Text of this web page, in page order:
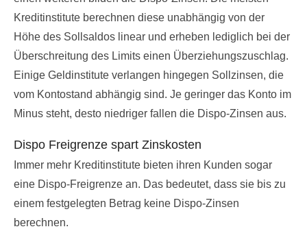
Kreditinstitute berechnen diese unabhängig von der
Höhe des Sollsaldos linear und erheben lediglich bei der
Überschreitung des Limits einen Überziehungszuschlag.
Einige Geldinstitute verlangen hingegen Sollzinsen, die
vom Kontostand abhängig sind. Je geringer das Konto im
Minus steht, desto niedriger fallen die Dispo-Zinsen aus.
Dispo Freigrenze spart Zinskosten
Immer mehr Kreditinstitute bieten ihren Kunden sogar
eine Dispo-Freigrenze an. Das bedeutet, dass sie bis zu
einem festgelegten Betrag keine Dispo-Zinsen
berechnen.